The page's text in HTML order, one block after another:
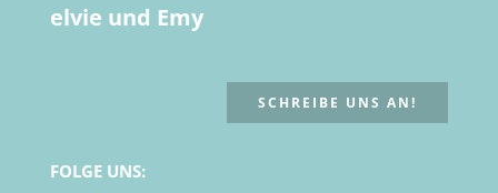
elvie und Emy
SCHREIBE UNS AN!
FOLGE UNS: